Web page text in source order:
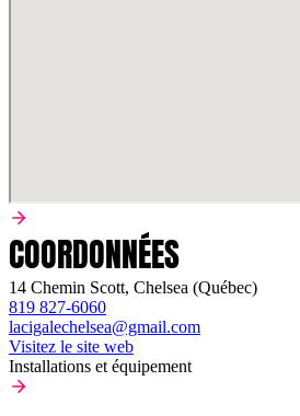
COORDONNÉES
14 Chemin Scott, Chelsea (Québec)
819 827-6060
lacigalechelsea@gmail.com
Visitez le site web
Installations et équipement